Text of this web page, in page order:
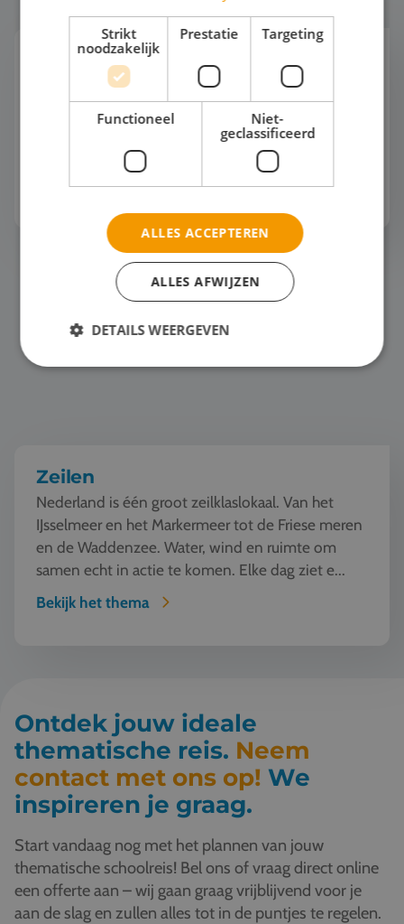
Horeca
Jouw studenten dromen van een toekomst in de
horeca? Tijd om ze gastvrijheid écht te laten
beleven! Stap met hen in de wereld van
gastronomie en ontdek hoe service een
kunstvorm wordt. Van w...
Bekijk het thema
Zeilen
Nederland is één groot zeilklaslokaal. Van het
IJsselmeer en het Markermeer tot de Friese meren
en de Waddenzee. Water, wind en ruimte om
samen echt in actie te komen. Elke dag ziet e...
Bekijk het thema
Ontdek jouw ideale
thematische reis. Neem
contact met ons op! We
inspireren je graag.
Start vandaag nog met het plannen van jouw
thematische schoolreis! Bel ons of vraag direct online
een offerte aan – wij gaan graag vrijblijvend voor je
aan de slag en zullen alles tot in de puntjes te regelen.
Strikt
noodzakelijk
Prestatie Targeting
Functioneel
Niet-
geclassificeerd
ALLES ACCEPTEREN
ALLES AFWIJZEN
DETAILS WEERGEVEN